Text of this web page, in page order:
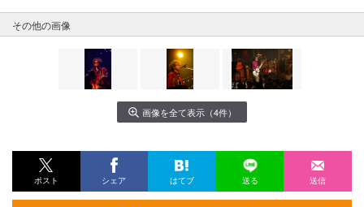
その他の画像
画像を全て表示（4件）
ポスト シェア はてブ 送る 送信